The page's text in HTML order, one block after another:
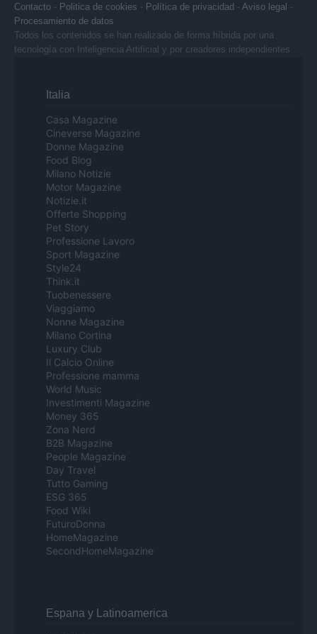
Contacto - Politica de cookies - Política de privacidad - Aviso legal -
Procesamiento de datos
Todos los contenidos se han realizado de forma híbrida por una
tecnología con Inteligencia Artificial y por creadores independientes
Italia
Casa Magazine
Cineverse Magazine
Donne Magazine
Food Blog
Milano Notizie
Motor Magazine
Notizie.it
Offerte Shopping
Pet Story
Professione Lavoro
Sport Magazine
Style24
Think.it
Tuobenessere
Viaggiamo
Nonne Magazine
Milano Cortina
Luxury Club
Il Calcio Online
Professione mamma
World Music
Investimenti Magazine
Money 365
Zona Nerd
B2B Magazine
People Magazine
Day Travel
Tutto Gaming
ESG 365
Food Wiki
FuturoDonna
HomeMagazine
SecondHomeMagazine
Espana y Latinoamerica